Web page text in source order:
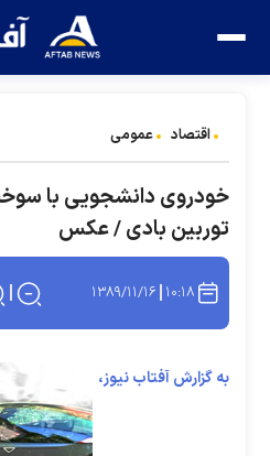
اقتصاد عمومی
خودروی دانشجویی با
توربین بادی / عکس
۱۰:۱۸ ۱۳۸۹/۱۱/۱۶
به گزارش آفتاب نیوز،